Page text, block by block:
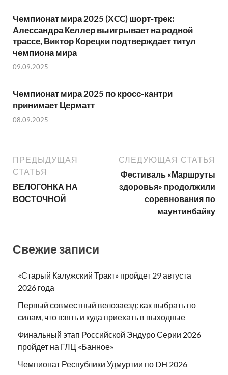
Чемпионат мира 2025 (XCC) шорт-трек:
Алессандра Келлер выигрывает на родной
трассе, Виктор Корецки подтверждает титул
чемпиона мира
09.09.2025
Чемпионат мира 2025 по кросс-кантри
принимает Церматт
08.09.2025
ПРЕДЫДУЩАЯ
СТАТЬЯ
ВЕЛОГОНКА НА
ВОСТОЧНОЙ
СЛЕДУЮЩАЯ СТАТЬЯ
Фестиваль «Маршруты
здоровья» продолжили
соревнования по
маунтинбайку
Свежие записи
«Старый Калужский Тракт» пройдет 29 августа
2026 года
Первый совместный велозаезд: как выбрать по
силам, что взять и куда приехать в выходные
Финальный этап Российской Эндуро Серии 2026
пройдет на ГЛЦ «Банное»
Чемпионат Республики Удмуртии по DH 2026